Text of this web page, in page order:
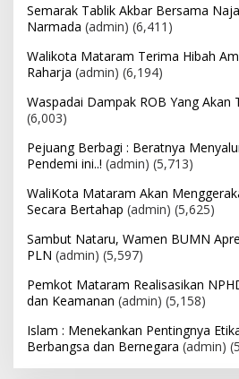
Semarak Tablik Akbar Bersama
Narmada (admin) (6,411)
Walikota Mataram Terima Hibah
Raharja (admin) (6,194)
Waspadai Dampak ROB Yang Akan
(6,003)
Pejuang Berbagi : Beratnya
Pendemi ini..! (admin) (5,713)
WaliKota Mataram Akan
Secara Bertahap (admin) (5,625)
Sambut Nataru, Wamen BUMN
PLN (admin) (5,597)
Pemkot Mataram Realisasikan
dan Keamanan (admin) (5,158)
Islam : Menekankan Pentingnya
Berbangsa dan Bernegara (admin)